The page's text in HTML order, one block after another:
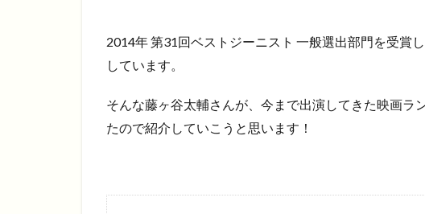
2014年 第31回ベストジーニスト 一般選出部門を受賞
しています。
そんな藤ヶ谷太輔さんが、今まで出演してきた映画ラ
たので紹介していこうと思います！